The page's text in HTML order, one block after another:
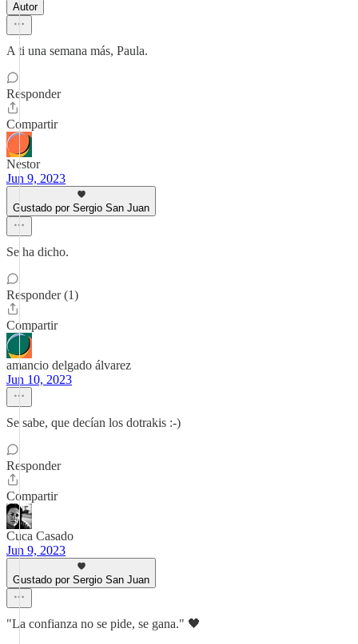
Autor
A ti una semana más, Paula.
Responder
Compartir
Nestor
Jun 9, 2023
Gustado por Sergio San Juan
Se ha dicho.
Responder (1)
Compartir
amancio delgado álvarez
Jun 10, 2023
Se sabe, que decían los dotrakis :-)
Responder
Compartir
Cuca Casado
Jun 9, 2023
Gustado por Sergio San Juan
"La confianza no se pide, se gana." 🖤